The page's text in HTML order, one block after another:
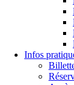
Infos